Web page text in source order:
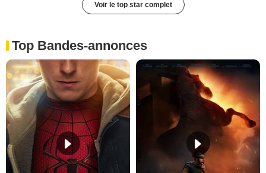
Voir le top star complet
Top Bandes-annonces